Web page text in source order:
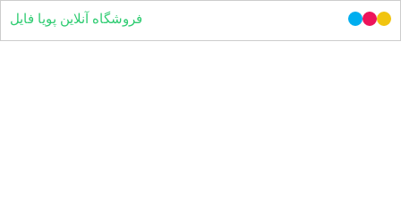
فروشگاه آنلاین پویا فایل